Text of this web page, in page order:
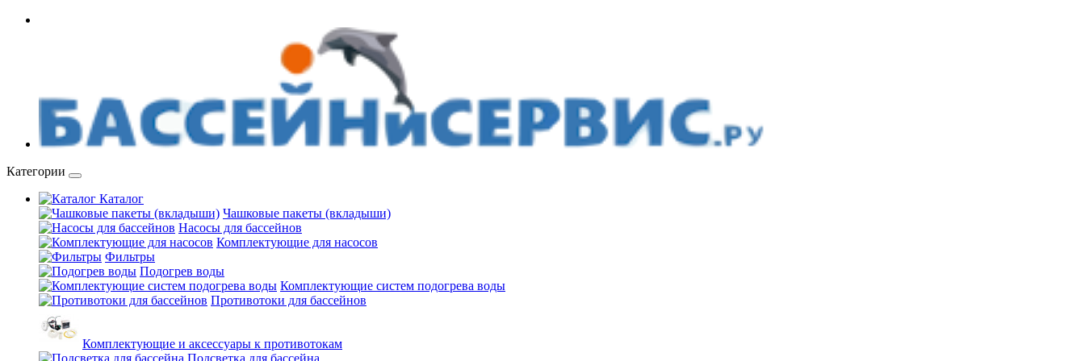
Категории
Каталог
Чашковые пакеты (вкладыши)
Насосы для бассейнов
Комплектующие для насосов
Фильтры
Подогрев воды
Комплектующие систем подогрева воды
Противотоки для бассейнов
Комплектующие и аксессуары к противотокам
Подсветка для бассейна